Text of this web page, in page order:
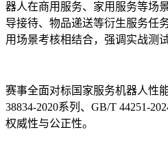
器人在商用服务、家用服务等场
导接待、物品递送等衍生服务任
用场景考核相结合，强调实战测
赛事全面对标国家服务机器人性
38834-2020系列、GB/T 44251-
权威性与公正性。